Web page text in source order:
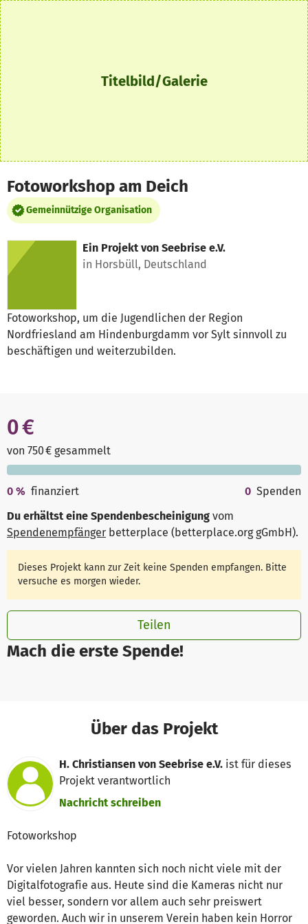
Zum Hauptinhalt springen
Erklärung zur Barrierefreiheit anzeigen
Titelbild/Galerie
Fotoworkshop am Deich
Gemeinnützige Organisation
Ein Projekt von Seebrise e.V.
in Horsbüll, Deutschland
Fotoworkshop, um die Jugendlichen der Region
Nordfriesland am Hindenburgdamm vor Sylt sinnvoll zu
beschäftigen und weiterzubilden.
Mach die erste Spende!
0 €
von 750 € gesammelt
0 % finanziert 0 Spenden
Du erhältst eine Spendenbescheinigung vom
Spendenempfänger betterplace (betterplace.org gGmbH).
Dieses Projekt kann zur Zeit keine Spenden empfangen. Bitte
versuche es morgen wieder.
Teilen
Über das Projekt
H. Christiansen von Seebrise e.V. ist für dieses
Projekt verantwortlich
Nachricht schreiben
Fotoworkshop
Vor vielen Jahren kannten sich noch nicht viele mit der
Digitalfotografie aus. Heute sind die Kameras nicht nur
viel besser, sondern vor allem auch sehr preiswert
geworden. Auch wir in unserem Verein haben kein Horror